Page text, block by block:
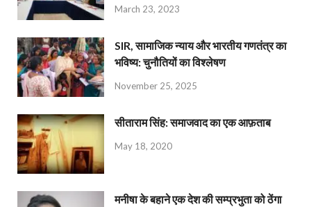
March 23, 2023
SIR, सामाजिक न्याय और भारतीय गणतंत्र का
भविष्य: चुनौतियों का विश्लेषण
November 25, 2025
सीताराम सिंह: समाजवाद का एक आफ़ताब
May 18, 2020
मनीषा के बहाने एक देश की सम्प्रभुता को ठेंगा